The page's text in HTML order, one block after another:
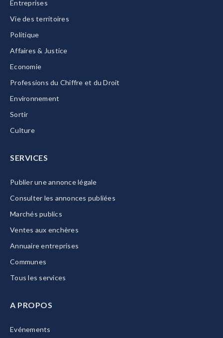
Entreprises
Vie des territoires
Politique
Affaires & Justice
Economie
Professions du Chiffre et du Droit
Environnement
Sortir
Culture
SERVICES
Publier une annonce légale
Consulter les annonces publiées
Marchés publics
Ventes aux enchères
Annuaire entreprises
Communes
Tous les services
A PROPOS
Evénements